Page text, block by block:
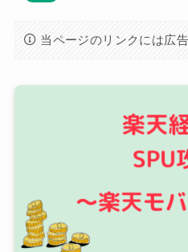
当ページのリンクには広